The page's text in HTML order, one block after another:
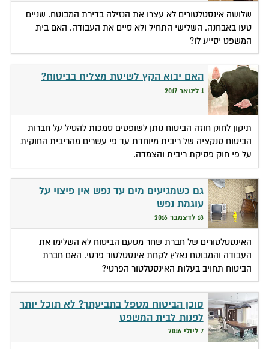
שלושה אינסטלטורים לא עצרו את הנזילה בדירת המבוטח. שניים
טעו באבחנה. השלישי התחיל ולא סיים את העבודה. האם בית
המשפט יסייע לו?
האם יבוא הקץ לשיטת מצליח בביטוח?
1 לינואר 2017
תיקון לחוק חוזה הביטוח נותן לשופטים סמכות להטיל על חברות
הביטוח סנקציה של ריבית מיוחדת עד פי עשרים מהריבית החוקית
על פי חוק פסיקת ריבית והצמדה.
גם כשמגיעים מים עד נפש אין פיצוי על
עוגמת נפש
18 לדצמבר 2016
האינסטלטורים של חברת שחר מטעם הביטוח לא השלימו את
העבודה והמבוטח נאלץ לקחת אינסטלטור פרטי. האם חברת
הביטוח תחויב בעלות האינסטלטור הפרטי?
סוכן הביטוח מטפל בתביעתך? לא תוכל יותר
לפנות לבית המשפט
7 ליולי 2016